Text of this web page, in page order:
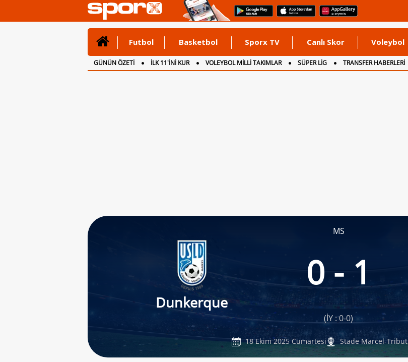
Futbol Basketbol Sporx TV Canlı Skor Voleybol
GÜNÜN ÖZETİ İLK 11'İNİ KUR VOLEYBOL MİLLİ TAKIMLAR SÜPER LİG TRANSFER HABERLERİ
CANLI ANLATIM
İNGİLTERE
MS
Dunkerque
0 - 1
(İY : 0-0)
18 Ekim 2025 Cumartesi Stade Marcel-Tribut